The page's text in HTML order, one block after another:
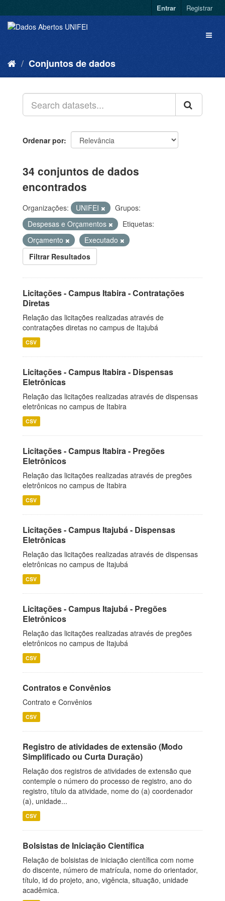
Entrar Registrar
Conjuntos de dados
Ordenar por
34 conjuntos de dados
encontrados
Organizações: UNIFEI
Grupos:
Despesas e Orçamentos
Etiquetas:
Orçamento
Executado
Filtrar Resultados
Licitações - Campus Itabira - Contratações
Diretas
Relação das licitações realizadas através de
contratações diretas no campus de Itajubá
CSV
Licitações - Campus Itabira - Dispensas
Eletrônicas
Relação das licitações realizadas através de dispensas
eletrônicas no campus de Itabira
CSV
Licitações - Campus Itabira - Pregões
Eletrônicos
Relação das licitações realizadas através de pregões
eletrônicos no campus de Itabira
CSV
Licitações - Campus Itajubá - Dispensas
Eletrônicas
Relação das licitações realizadas através de dispensas
eletrônicas no campus de Itajubá
CSV
Licitações - Campus Itajubá - Pregões
Eletrônicos
Relação das licitações realizadas através de pregões
eletrônicos no campus de Itajubá
CSV
Contratos e Convênios
Contrato e Convênios
CSV
Registro de atividades de extensão (Modo
Simplificado ou Curta Duração)
Relação dos registros de atividades de extensão que
contemple o número do processo de registro, ano do
registro, título da atividade, nome do (a) coordenador
(a), unidade...
CSV
Bolsistas de Iniciação Científica
Relação de bolsistas de iniciação científica com nome
do discente, número de matrícula, nome do orientador,
título, id do projeto, ano, vigência, situação, unidade
acadêmica.